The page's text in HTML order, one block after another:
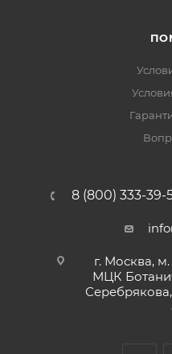
8 (800) 333-39-
г. Москва,
МЦК